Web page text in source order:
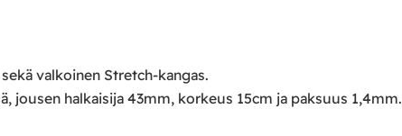
valkoinen Stretch-kangas.
halkaisija 43mm, korkeus 15cm ja paksuus 1,4mm.